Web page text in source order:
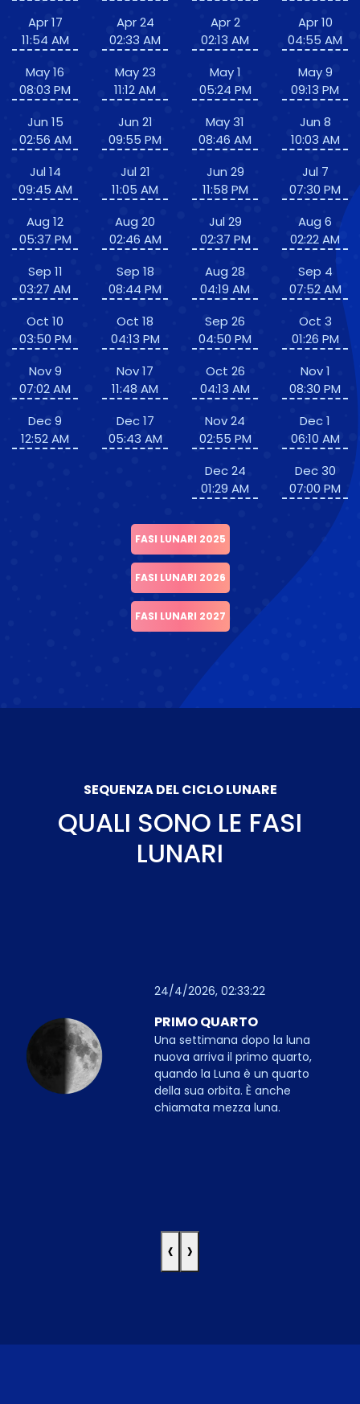
Apr 17
11:54 AM
May 16
08:03 PM
Jun 15
02:56 AM
Jul 14
09:45 AM
Aug 12
05:37 PM
Sep 11
03:27 AM
Oct 10
03:50 PM
Nov 9
07:02 AM
Dec 9
12:52 AM
Apr 24
02:33 AM
May 23
11:12 AM
Jun 21
09:55 PM
Jul 21
11:05 AM
Aug 20
02:46 AM
Sep 18
08:44 PM
Oct 18
04:13 PM
Nov 17
11:48 AM
Dec 17
05:43 AM
Apr 2
02:13 AM
May 1
05:24 PM
May 31
08:46 AM
Jun 29
11:58 PM
Jul 29
02:37 PM
Aug 28
04:19 AM
Sep 26
04:50 PM
Oct 26
04:13 AM
Nov 24
02:55 PM
Dec 24
01:29 AM
Apr 10
04:55 AM
May 9
09:13 PM
Jun 8
10:03 AM
Jul 7
07:30 PM
Aug 6
02:22 AM
Sep 4
07:52 AM
Oct 3
01:26 PM
Nov 1
08:30 PM
Dec 1
06:10 AM
Dec 30
07:00 PM
FASI LUNARI 2025
FASI LUNARI 2026
FASI LUNARI 2027
SEQUENZA DEL CICLO LUNARE
QUALI SONO LE FASI
LUNARI
24/4/2026, 02:33:22
PRIMO QUARTO
Una settimana dopo la luna
nuova arriva il primo quarto,
quando la Luna è un quarto
della sua orbita. È anche
chiamata mezza luna.
‹ ›